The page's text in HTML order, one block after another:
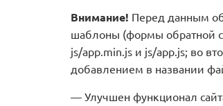
Внимание! Перед данным
шаблоны (формы обратной
js/app.min.js и js/app.js; во
добавлением в названии
Улучшен функционал